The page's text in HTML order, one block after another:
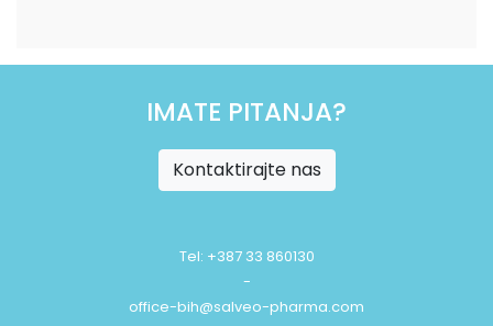
IMATE PITANJA?
Kontaktirajte nas
Tel: +387 33 860130
-
office-bih@salveo-pharma.com